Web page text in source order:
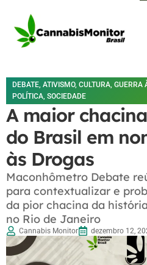
DEBATE, ATIVISMO, CULTURA, GUERRA
POLÍTICA, SOCIEDADE
A maior
do Brasil em
às Drogas
Maconhômetro Debate
para contextualizar e
da pior chacina da
no Rio de Janeiro
Cannabis Monitor dezembro 12,